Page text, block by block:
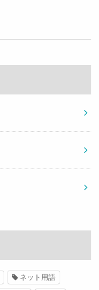
ネット用語